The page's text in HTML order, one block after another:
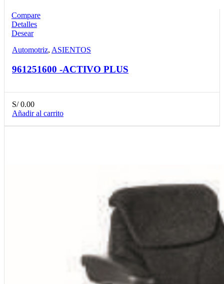
Compare
Detalles
Desear
Automotriz, ASIENTOS
961251600 -ACTIVO PLUS
S/0.00
Añadir al carrito